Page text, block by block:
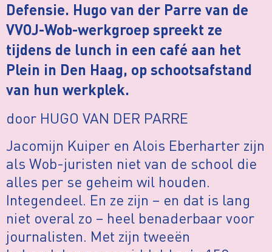
Defensie. Hugo van der Parre van de
VVOJ-Wob-werkgroep spreekt ze
tijdens de lunch in een café aan het
Plein in Den Haag, op schootsafstand
van hun werkplek.
door HUGO VAN DER PARRE
Jacomijn Kuiper en Alois Eberharter zijn
als Wob-juristen niet van de school die
alles per se geheim wil houden.
Integendeel. En ze zijn – en dat is lang
niet overal zo – heel benaderbaar voor
journalisten. Met zijn tweeën